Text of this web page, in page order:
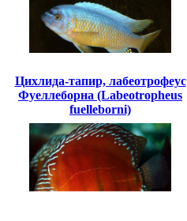
Цихлида-тапир, лабеотрофеус
Фуеллеборна (Labeotropheus
fuelleborni)